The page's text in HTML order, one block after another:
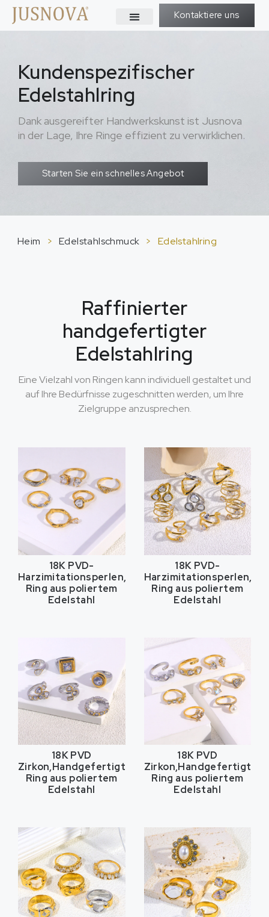
Kontaktiere uns
Kundenspezifischer
Edelstahlring
Dank ausgereifter Handwerkskunst ist Jusnova
in der Lage, Ihre Ringe effizient zu verwirklichen.
Starten Sie ein schnelles Angebot
Heim > Edelstahlschmuck > Edelstahlring
Raffinierter
handgefertigter
Edelstahlring
Eine Vielzahl von Ringen kann individuell gestaltet und
auf Ihre Bedürfnisse zugeschnitten werden, um Ihre
Zielgruppe anzusprechen.
18K PVD-
Harzimitationsperlen,Handgefertigter
Ring aus poliertem
Edelstahl
18K PVD-
Ring aus poliertem
Edelstahl
18K PVD
Zirkon,Handgefertigter
Ring aus poliertem
Edelstahl
18K PVD
Zirkon,Handgefertigter
Ring aus poliertem
Edelstahl